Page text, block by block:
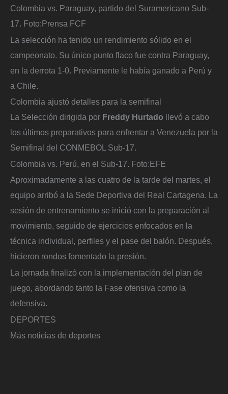
Colombia vs. Paraguay, partido del Suramericano Sub-
17. Foto:Prensa FCF
La selección ha tenido un rendimiento sólido en el
campeonato. Su único punto flaco fue contra Paraguay,
en la derrota 1-0. Previamente le había ganado a Perú y
a Chile.
Colombia ajustó detalles para la semifinal
La Selección dirigida por Freddy Hurtado llevó a cabo
los últimos preparativos para enfrentar a Venezuela por la
Semifinal del CONMEBOL Sub-17.
Colombia vs. Perú, en el Sub-17. Foto:EFE
Aproximadamente a las cuatro de la tarde del martes, el
equipo arribó a la Sede Deportiva del Real Cartagena. La
sesión de entrenamiento se inició con la preparación al
movimiento, seguido de ejercicios enfocados en la
técnica individual, perfiles y el pase del balón. Después,
hicieron rondos fomentado la presión.
La jornada finalizó con la implementación del plan de
juego, abordando tanto la Fase ofensiva como la
defensiva.
DEPORTES
Más noticias de deportes